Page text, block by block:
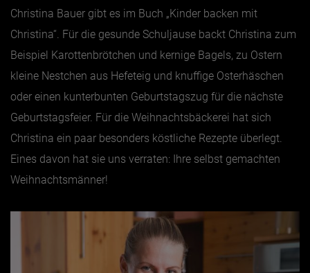
Christina Bauer gibt es im Buch „Kinder backen mit
Christina“. Für die gesunde Schuljause backt Christina zum
Beispiel Karottenbrötchen und kernige Bagels, zu Ostern
kleine Nestchen aus Hefeteig und knuffige Osterhäschen
oder einen kunterbunten Geburtstagszug für die nächste
Geburtstagsfeier. Für die Weihnachtsbäckerei hat sich
Christina ein paar besonders köstliche Rezepte überlegt.
Eines davon hat sie uns verraten: Ihre selbst gemachten
Weihnachtsmänner!